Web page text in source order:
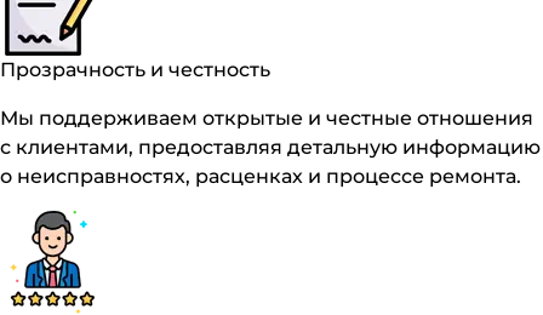
Прозрачность и честность
Мы поддерживаем открытые и честные отношения
с клиентами, предоставляя детальную информацию
о неисправностях, расценках и процессе ремонта.